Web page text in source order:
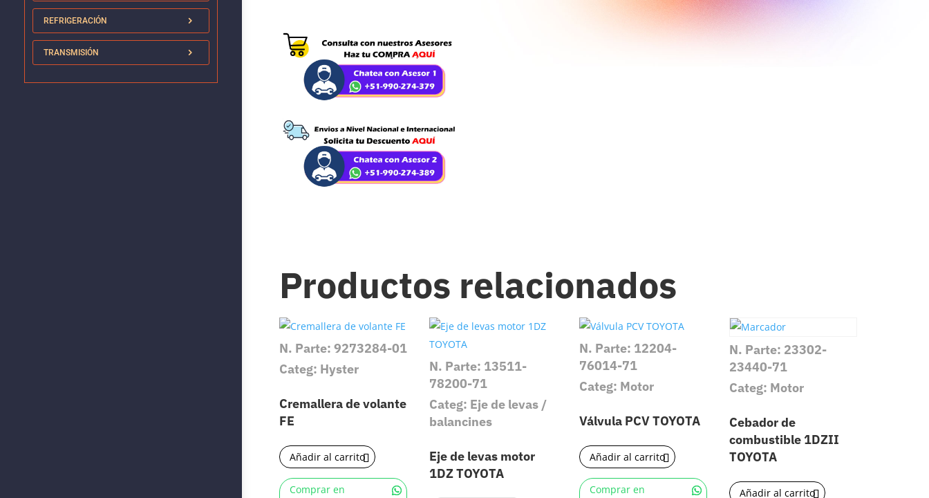
REFRIGERACIÓN
TRANSMISIÓN
Productos relacionados
N. Parte: 9273284-01
Categ: Hyster
Cremallera de volante
FE
Añadir al carrito
Comprar en
N. Parte: 13511-
78200-71
Categ: Eje de levas /
balancines
Eje de levas motor
1DZ TOYOTA
N. Parte: 12204-
76014-71
Categ: Motor
Válvula PCV TOYOTA
Añadir al carrito
Comprar en
N. Parte: 23302-
23440-71
Categ: Motor
Cebador de
combustible 1DZII
TOYOTA
Añadir al carrito